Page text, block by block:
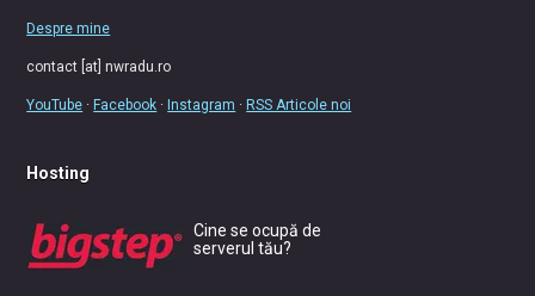
Despre mine
contact [at] nwradu.ro
YouTube · Facebook · Instagram · RSS Articole noi
Hosting
Cine se ocupă de
serverul tău?